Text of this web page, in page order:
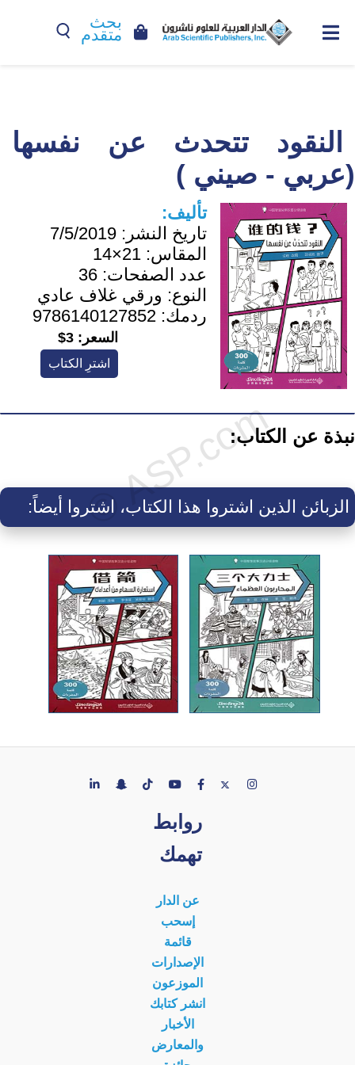
بحث
متقدم
النقود تتحدث عن نفسها
(عربي - صيني )
تأليف:
تاريخ النشر: 7/5/2019
المقاس: 21×14
عدد الصفحات: 36
النوع: ورقي غلاف عادي
ردمك: 9786140127852
السعر: 3$
اشترِ الكتاب
نبذة عن الكتاب:
الزبائن الذين اشتروا هذا الكتاب، اشتروا أيضاً:
روابط
تهمك
عن الدار
إسحب
قائمة
الإصدارات
الموزعون
انشر كتابك
الأخبار
والمعارض